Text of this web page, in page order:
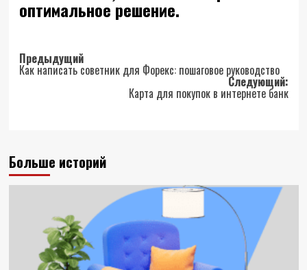
оптимальное решение.
Навигация
Предыдущий
Как написать советник для Форекс: пошаговое руководство
Следующий:
Карта для покупок в интернете банк
Больше историй